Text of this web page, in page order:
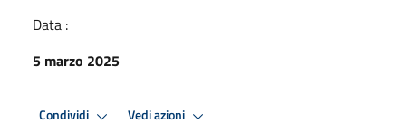
Data :
5 marzo 2025
Condividi Vedi azioni